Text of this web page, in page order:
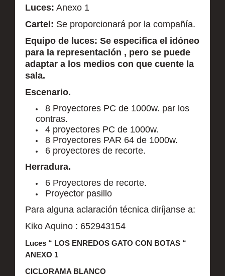
Luces: Anexo 1
Cartel: Se proporcionará por la compañía.
Equipo de luces: Se especifica el idóneo
para la representación , pero se puede
adaptar a los medios con que cuente la
sala.
Escenario.
8 Proyectores PC de 1000w. par los
contras.
4 proyectores PC de 1000w.
8 Proyectores PAR 64 de 1000w.
6 proyectores de recorte.
Herradura.
6 Proyectores de recorte.
Proyector pasillo
Para alguna aclaración técnica diríjanse a:
Kiko Aquino : 652943154
Luces “ LOS ENREDOS GATO CON BOTAS “
ANEXO 1
CICLORAMA BLANCO